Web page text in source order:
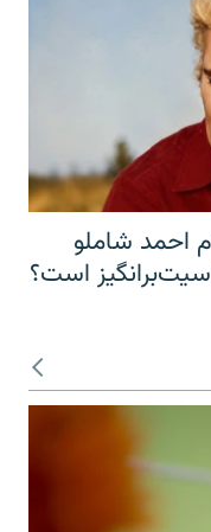
احمد شاملو
است؟